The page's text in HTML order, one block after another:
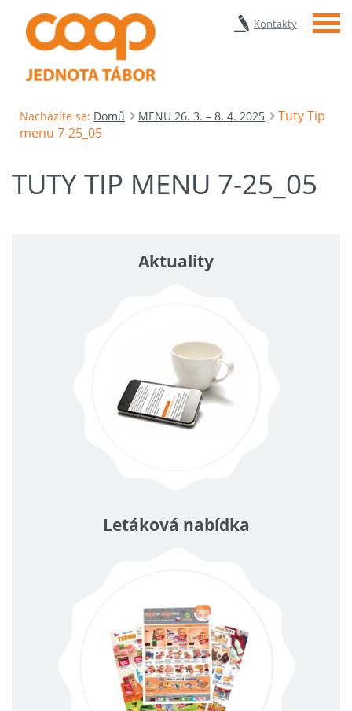
Kontakty Menu
Nacházíte se: Domů MENU 26. 3. – 8. 4. 2025
Tuty Tip
menu 7-25_05
TUTY TIP MENU 7-25_05
Aktuality
Letáková nabídka